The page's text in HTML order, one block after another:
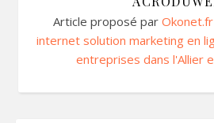
Article proposé par
internet solution marketing en
entreprises dans l'Allier